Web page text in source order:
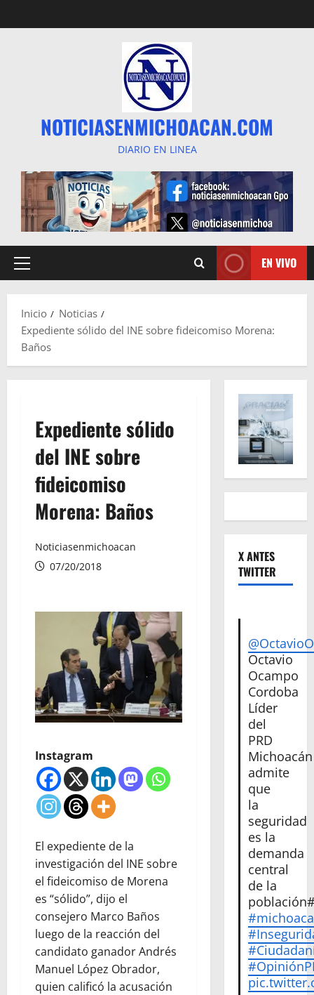
al
NOTICIASENMICHOACAN.COM
DIARIO EN LINEA
Menú
EN VIVO
Inicio
Noticias
Expediente sólido del INE sobre fideicomiso Morena:
Baños
Expediente sólido
del INE sobre
fideicomiso
Morena: Baños
Noticiasenmichoacan
07/20/2018
Instagram
El expediente de la
investigación del INE sobre
el fideicomiso de Morena
es “sólido”, dijo el
consejero Marco Baños
luego de la reacción del
candidato ganador Andrés
Manuel López Obrador,
quien calificó la acusación
X ANTES
TWITTER
Octavio
Ocampo
Cordoba
Líder
del
PRD
Michoacán
admite
que
la
seguridad
es la
demanda
central
de la